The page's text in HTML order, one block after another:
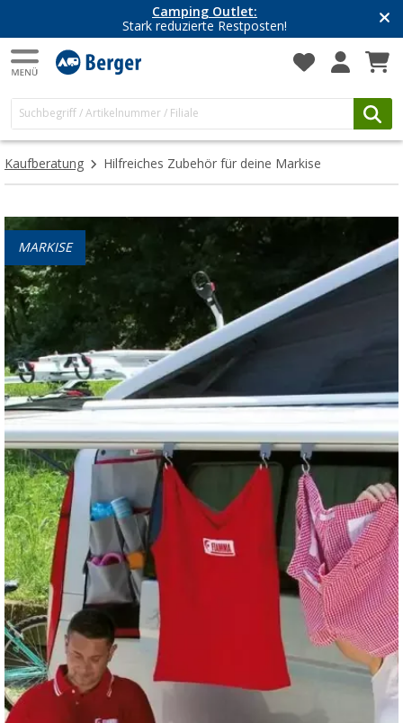
Camping Outlet:
Stark reduzierte Restposten!
Kaufberatung Hilfreiches Zubehör für deine Markise
MARKISE